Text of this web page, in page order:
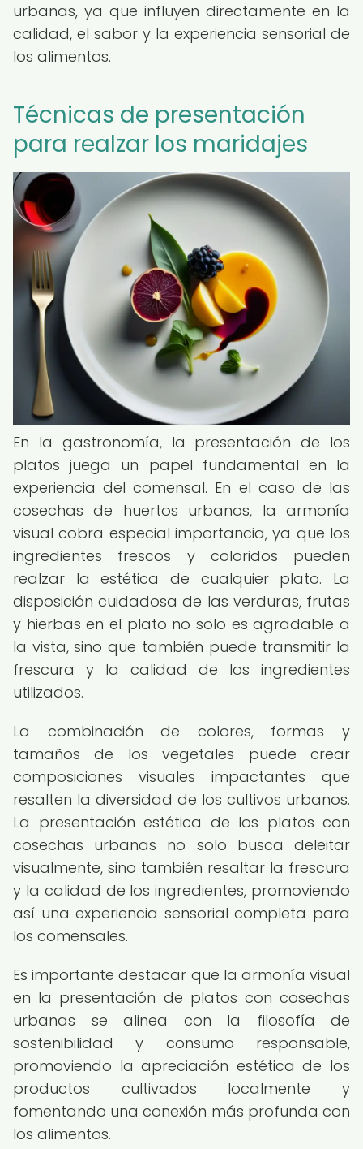
urbanas, ya que influyen directamente en la
calidad, el sabor y la experiencia sensorial de
los alimentos.
Técnicas de presentación
para realzar los maridajes
En la gastronomía, la presentación de los
platos juega un papel fundamental en la
experiencia del comensal. En el caso de las
cosechas de huertos urbanos, la armonía
visual cobra especial importancia, ya que los
ingredientes frescos y coloridos pueden
realzar la estética de cualquier plato. La
disposición cuidadosa de las verduras, frutas
y hierbas en el plato no solo es agradable a
la vista, sino que también puede transmitir la
frescura y la calidad de los ingredientes
utilizados.
La combinación de colores, formas y
tamaños de los vegetales puede crear
composiciones visuales impactantes que
resalten la diversidad de los cultivos urbanos.
La presentación estética de los platos con
cosechas urbanas no solo busca deleitar
visualmente, sino también resaltar la frescura
y la calidad de los ingredientes, promoviendo
así una experiencia sensorial completa para
los comensales.
Es importante destacar que la armonía visual
en la presentación de platos con cosechas
urbanas se alinea con la filosofía de
sostenibilidad y consumo responsable,
promoviendo la apreciación estética de los
productos cultivados localmente y
fomentando una conexión más profunda con
los alimentos.